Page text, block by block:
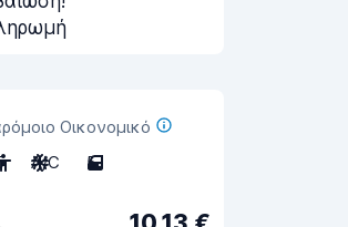
Οικονομικό
A/C 5